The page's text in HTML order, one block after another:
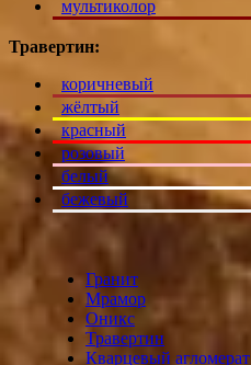
мультиколор
Травертин:
коричневый
жёлтый
красный
розовый
белый
бежевый
Гранит
Мрамор
Оникс
Травертин
Кварцевый агломерат